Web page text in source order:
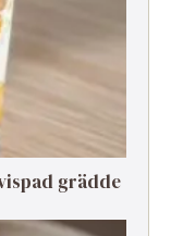
grädde